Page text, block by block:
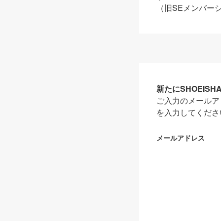
（旧SEメンバー
新たに
ご入力のメール
を入力してくだ
メールアドレス